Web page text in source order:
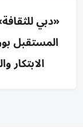
«دبي
المستقبل
الابتكار